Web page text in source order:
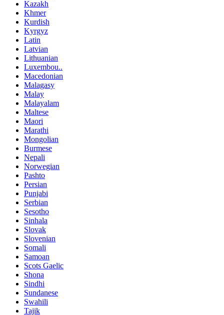
Kazakh
Khmer
Kurdish
Kyrgyz
Latin
Latvian
Lithuanian
Luxembou..
Macedonian
Malagasy
Malay
Malayalam
Maltese
Maori
Marathi
Mongolian
Burmese
Nepali
Norwegian
Pashto
Persian
Punjabi
Serbian
Sesotho
Sinhala
Slovak
Slovenian
Somali
Samoan
Scots Gaelic
Shona
Sindhi
Sundanese
Swahili
Tajik